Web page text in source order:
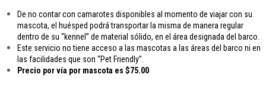
De no contar con camarotes disponibles al momento de viajar con su
mascota, el huésped podrá transportar la misma de manera regular
dentro de su “kennel” de material sólido, en el área designada del barco.
Este servicio no tiene acceso a las mascotas a las áreas del barco ni en
las facilidades que son “Pet Friendly”.
Precio por vía por mascota es $75.00